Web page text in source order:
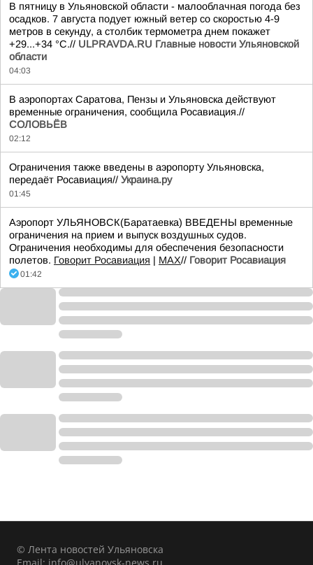
В пятницу в Ульяновской области - малооблачная погода без
осадков. 7 августа подует южный ветер со скоростью 4-9
метров в секунду, а столбик термометра днем покажет
+29...+34 °C.// ULPRAVDA.RU Главные новости Ульяновской
области
04:03
В аэропортах Саратова, Пензы и Ульяновска действуют
временные ограничения, сообщила Росавиация.//
СОЛОВЬЁВ
02:12
Ограничения также введены в аэропорту Ульяновска,
передаёт Росавиация// Украина.ру
01:45
Аэропорт УЛЬЯНОВСК(Баратаевка) ВВЕДЕНЫ временные
ограничения на прием и выпуск воздушных судов.
Ограничения необходимы для обеспечения безопасности
полетов. Говорит Росавиация | MАХ// Говорит Росавиация
01:42
© Лента новостей Ульяновска